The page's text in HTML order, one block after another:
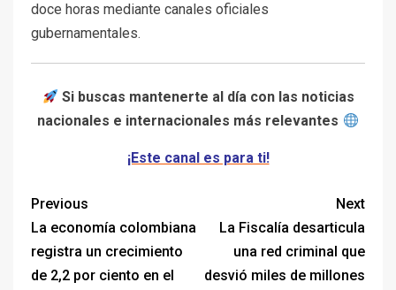
doce horas mediante canales oficiales
gubernamentales.
Si buscas mantenerte al día con las noticias
nacionales e internacionales más relevantes
¡Este canal es para ti!
Previous
La economía colombiana
registra un crecimiento
de 2,2 por ciento en el
Next
La Fiscalía desarticula
una red criminal que
desvió miles de millones